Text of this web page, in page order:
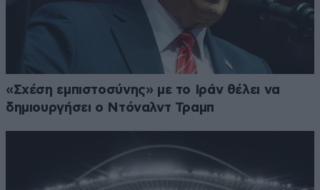
«Σχέση εμπιστοσύνης» με το Ιράν θέλει να
δημιουργήσει ο Ντόναλντ Τραμπ